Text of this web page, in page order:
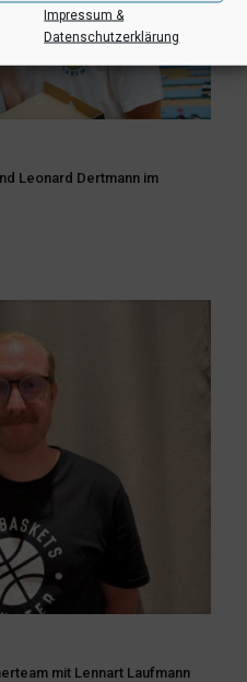
Impressum &
Datenschutzerklärung
Leonard Dertmann im
mit Lennart Laufmann